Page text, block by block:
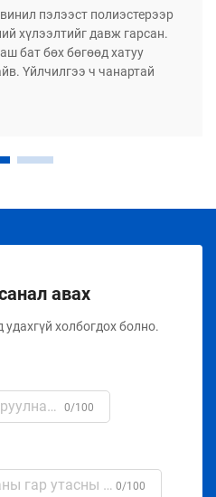
пэлээст полиэстерээр
хүлээлтийг давж гарсан.
бат бөх бөгөөд хатуу
Үйлчилгээ ч чанартай
авах
холбогдох болно.
0/100
0/100